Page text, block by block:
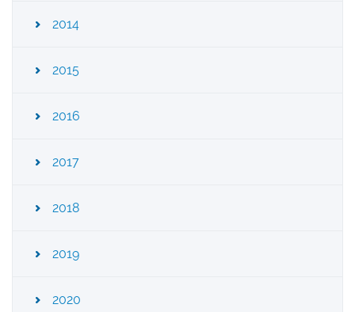
2014
2015
2016
2017
2018
2019
2020